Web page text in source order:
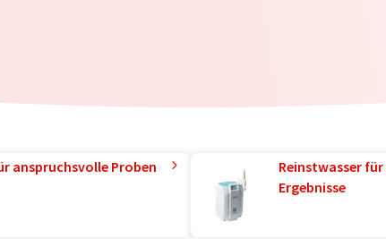
anspruchsvolle Proben
Reinstwasser
Ergebnisse